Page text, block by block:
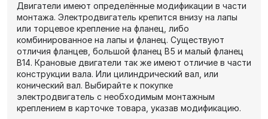
Двигатели имеют определённые модификации в части
монтажа. Электродвигатель крепится внизу на лапы
или торцевое крепление на фланец, либо
комбинированное на лапы и фланец. Существуют
отличия фланцев, большой фланец В5 и малый фланец
В14. Крановые двигатели так же имеют отличие в части
конструкции вала. Или цилиндрический вал, или
конический вал. Выбирайте к покупке
электродвигатель с необходимым монтажным
креплением в карточке товара, указав модификацию.